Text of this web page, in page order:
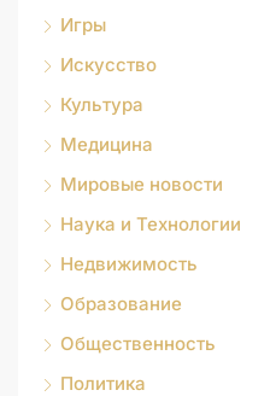
Игры
Искусство
Культура
Медицина
Мировые новости
Наука и Технологии
Недвижимость
Образование
Общественность
Политика